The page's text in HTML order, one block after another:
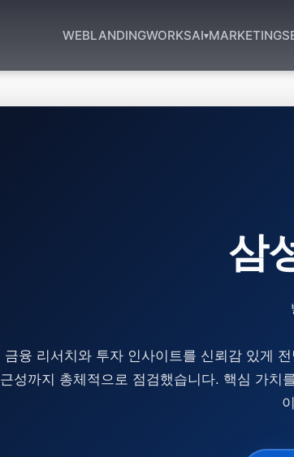
WEBLANDINGWORKSAI▾MARKETING
삼
금융 리서치와 투자 인사이트를 신뢰감 있게
근성까지 총체적으로 점검했습니다. 핵심 가치